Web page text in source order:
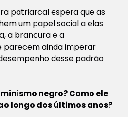
patriarcal espera que as
um papel social a elas
a brancura e a
parecem ainda imperar
desse padrão
negro? Como ele
longo dos últimos anos?